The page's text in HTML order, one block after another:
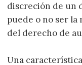
discreción de un
puede o no ser la
del derecho de
Una